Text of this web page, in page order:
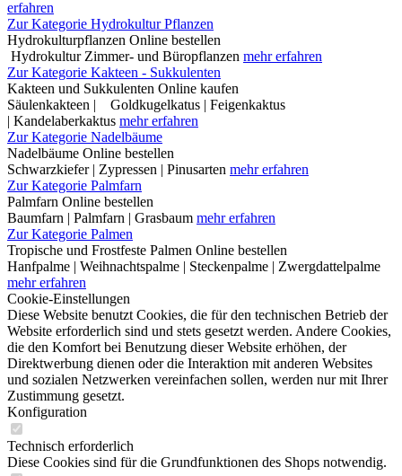
erfahren
Zur Kategorie Hydrokultur Pflanzen
Hydrokulturpflanzen Online bestellen
Hydrokultur Zimmer- und Büropflanzen mehr erfahren
Zur Kategorie Kakteen - Sukkulenten
Kakteen und Sukkulenten Online kaufen
Säulenkakteen | Goldkugelkatus | Feigenkaktus
| Kandelaberkaktus mehr erfahren
Zur Kategorie Nadelbäume
Nadelbäume Online bestellen
Schwarzkiefer | Zypressen | Pinusarten mehr erfahren
Zur Kategorie Palmfarn
Palmfarn Online bestellen
Baumfarn | Palmfarn | Grasbaum mehr erfahren
Zur Kategorie Palmen
Tropische und Frostfeste Palmen Online bestellen
Hanfpalme | Weihnachtspalme | Steckenpalme | Zwergdattelpalme
mehr erfahren
Cookie-Einstellungen
Diese Website benutzt Cookies, die für den technischen Betrieb der
Website erforderlich sind und stets gesetzt werden. Andere Cookies,
die den Komfort bei Benutzung dieser Website erhöhen, der
Direktwerbung dienen oder die Interaktion mit anderen Websites
und sozialen Netzwerken vereinfachen sollen, werden nur mit Ihrer
Zustimmung gesetzt.
Konfiguration
Technisch erforderlich
Diese Cookies sind für die Grundfunktionen des Shops notwendig.